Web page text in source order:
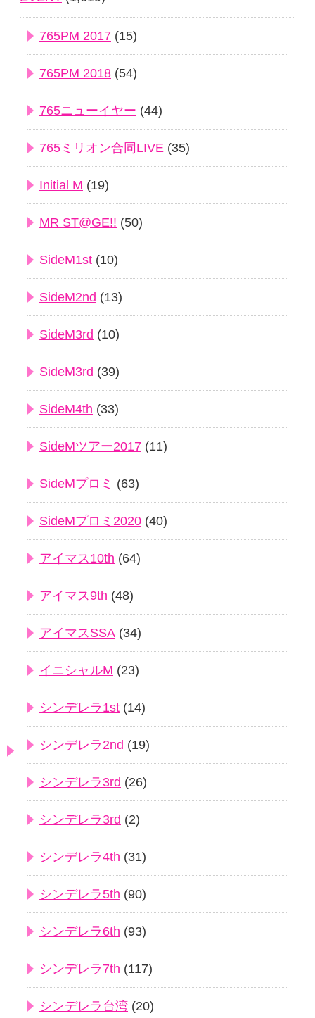
765PM 2017 (15)
765PM 2018 (54)
765ニューイヤー (44)
765ミリオン合同LIVE (35)
Initial M (19)
MR ST@GE!! (50)
SideM1st (10)
SideM2nd (13)
SideM3rd (10)
SideM3rd (39)
SideM4th (33)
SideMツアー2017 (11)
SideMプロミ (63)
SideMプロミ2020 (40)
アイマス10th (64)
アイマス9th (48)
アイマスSSA (34)
イニシャルM (23)
シンデレラ1st (14)
シンデレラ2nd (19)
シンデレラ3rd (26)
シンデレラ3rd (2)
シンデレラ4th (31)
シンデレラ5th (90)
シンデレラ6th (93)
シンデレラ7th (117)
シンデレラ台湾 (20)